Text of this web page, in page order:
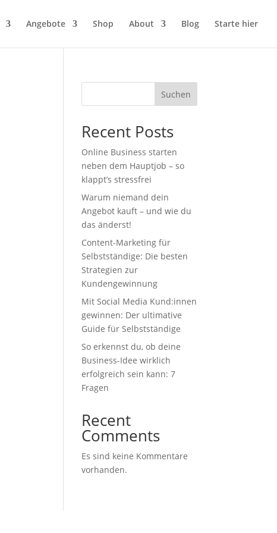
Angebote Shop About Blog Starte hier
Suchen
Recent Posts
Online Business starten
neben dem Hauptjob – so
klappt’s stressfrei
Warum niemand dein
Angebot kauft – und wie du
das änderst!
Content-Marketing für
Selbstständige: Die besten
Strategien zur
Kundengewinnung
Mit Social Media Kund:innen
gewinnen: Der ultimative
Guide für Selbstständige
So erkennst du, ob deine
Business-Idee wirklich
erfolgreich sein kann: 7
Fragen
Recent
Comments
Es sind keine Kommentare
vorhanden.